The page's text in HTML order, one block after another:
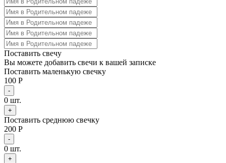
Поставить свечу
Вы можете добавить свечи к вашей записке
Поставить маленькую свечку
100 Р
-
0 шт.
+
Поставить среднюю свечку
200 Р
-
0 шт.
+